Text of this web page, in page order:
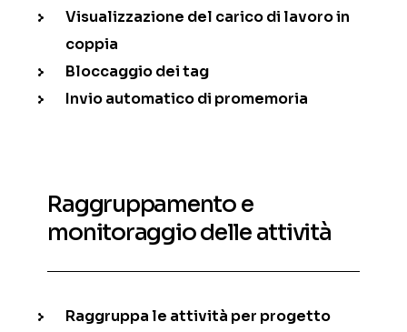
Visualizzazione del carico di lavoro in
coppia
Bloccaggio dei tag
Invio automatico di promemoria
Raggruppamento e
monitoraggio delle attività
Raggruppa le attività per progetto